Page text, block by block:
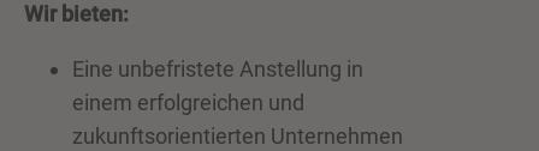
Wir bieten:
Eine unbefristete Anstellung in
einem erfolgreichen und
zukunftsorientierten Unternehmen